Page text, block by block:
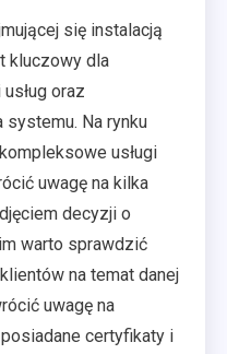
się instalacją
kluczowy dla
oraz
Na rynku
usługi
uwagę na kilka
decyzji o
warto sprawdzić
na temat danej
uwagę na
certyfikaty i